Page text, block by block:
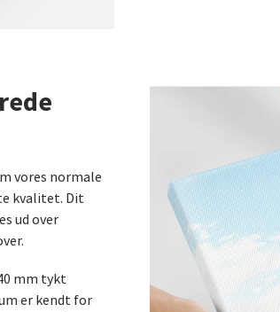
vores normale
kvalitet. Dit
ud over
mm tykt
er kendt for